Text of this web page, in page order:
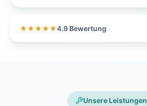
★★★★★4.9 Bewertung
Unsere Leistungen